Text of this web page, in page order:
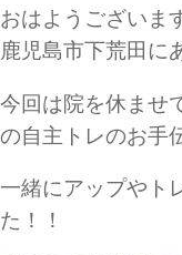
おはようございま
鹿児島市下荒田に
今回は院を休ませ
の自主トレのお手
一緒にアップやト
た！！